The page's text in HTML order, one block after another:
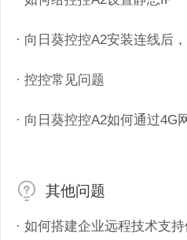
· 控控常见问题
· 向日葵控控A2如何通过4G
其他问题
· 如何搭建企业远程技术支